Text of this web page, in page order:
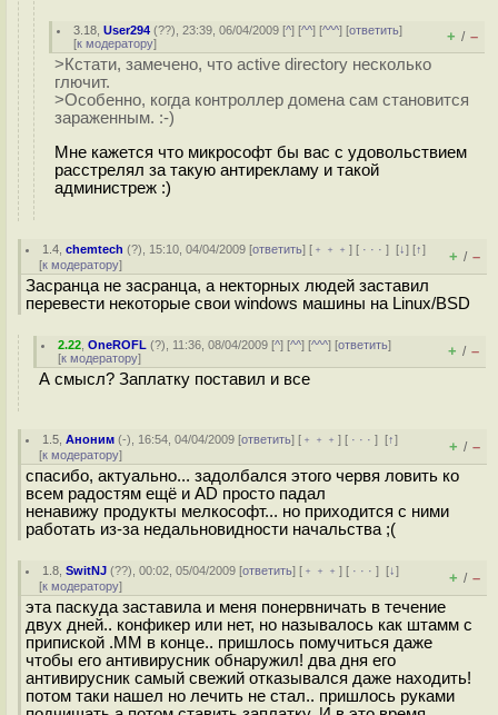
3.18 ,User294 (??), 23:39, 06/04/2009 [^] [^^] [^^^] [ответить]
[к модератору] + / –
>Кстати, замечено, что active directory несколько
глючит.
>Особенно, когда контроллер домена сам становится
зараженным. :-)
Мне кажется что микрософт бы вас с удовольствием
расстрелял за такую антирекламу и такой
администреж :)
1.4 ,chemtech (?), 15:10, 04/04/2009 [ответить] [ ﹢﹢﹢] [ · · ·][↓] [↑]
[к модератору] + / –
Засранца не засранца, а некторных людей заставил
перевести некоторые свои windows машины на Linux/BSD
2.22 ,OneROFL (?), 11:36, 08/04/2009 [^] [^^] [^^^] [ответить]
[к модератору] + / –
А смысл? Заплатку поставил и все
1.5 ,Аноним (-), 16:54, 04/04/2009 [ответить] [ ﹢﹢﹢] [ · · ·][↑]
[к модератору] + / –
спасибо, актуально... задолбался этого червя ловить ко
всем радостям ещё и AD просто падал
ненавижу продукты мелкософт... но приходится с ними
работать из-за недальновидности начальства ;(
1.8 ,SwitNJ (??), 00:02, 05/04/2009 [ответить] [ ﹢﹢﹢] [ · · ·][↓]
[к модератору] + / –
эта паскуда заставила и меня понервничать в течение
двух дней.. конфикер или нет, но называлось как штамм с
припиской .MM в конце.. пришлось помучиться даже
чтобы его антивирусник обнаружил! два дня его
антивирусник самый свежий отказывался даже находить!
потом таки нашел но лечить не стал.. пришлось руками